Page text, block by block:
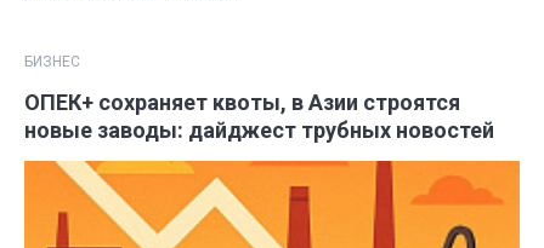
БИЗНЕС
ОПЕК+ сохраняет квоты, в Азии строятся
новые заводы: дайджест трубных новостей